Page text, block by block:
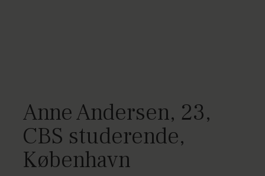
Anne Andersen, 23,
CBS studerende,
København